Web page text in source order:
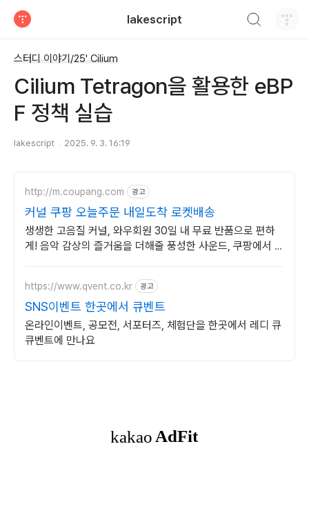
lakescript
스터디 이야기/25' Cilium
Cilium Tetragon을 활용한 eBP
F 정책 실습
lakescript 2025. 9. 3. 16:19
http://m.coupang.com 광고
커널 쿠팡 오늘주문 내일도착 로켓배송
생생한 고음질 커널, 와우회원 30일 내 무료 반품으로 편하
게! 음악 감상의 즐거움을 더해줄 풍성한 사운드, 쿠팡에서 만
https://www.qvent.co.kr 광고
SNS이벤트 한곳에서 큐벤트
온라인이벤트, 공모전, 서포터즈, 체험단을 한곳에서 레디 큐
큐벤트에 만나요